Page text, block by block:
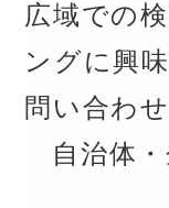
広域での
ングに興
問い合わ
自治体